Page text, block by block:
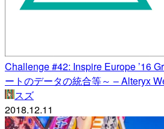
Challenge #42: Inspire Europe ’16
ートのデータの統合等～ – Alteryx
スズ
2018.12.11